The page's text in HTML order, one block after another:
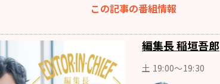
この記事の番組情報
編集長 稲垣吾郎
土 19:00～19:30